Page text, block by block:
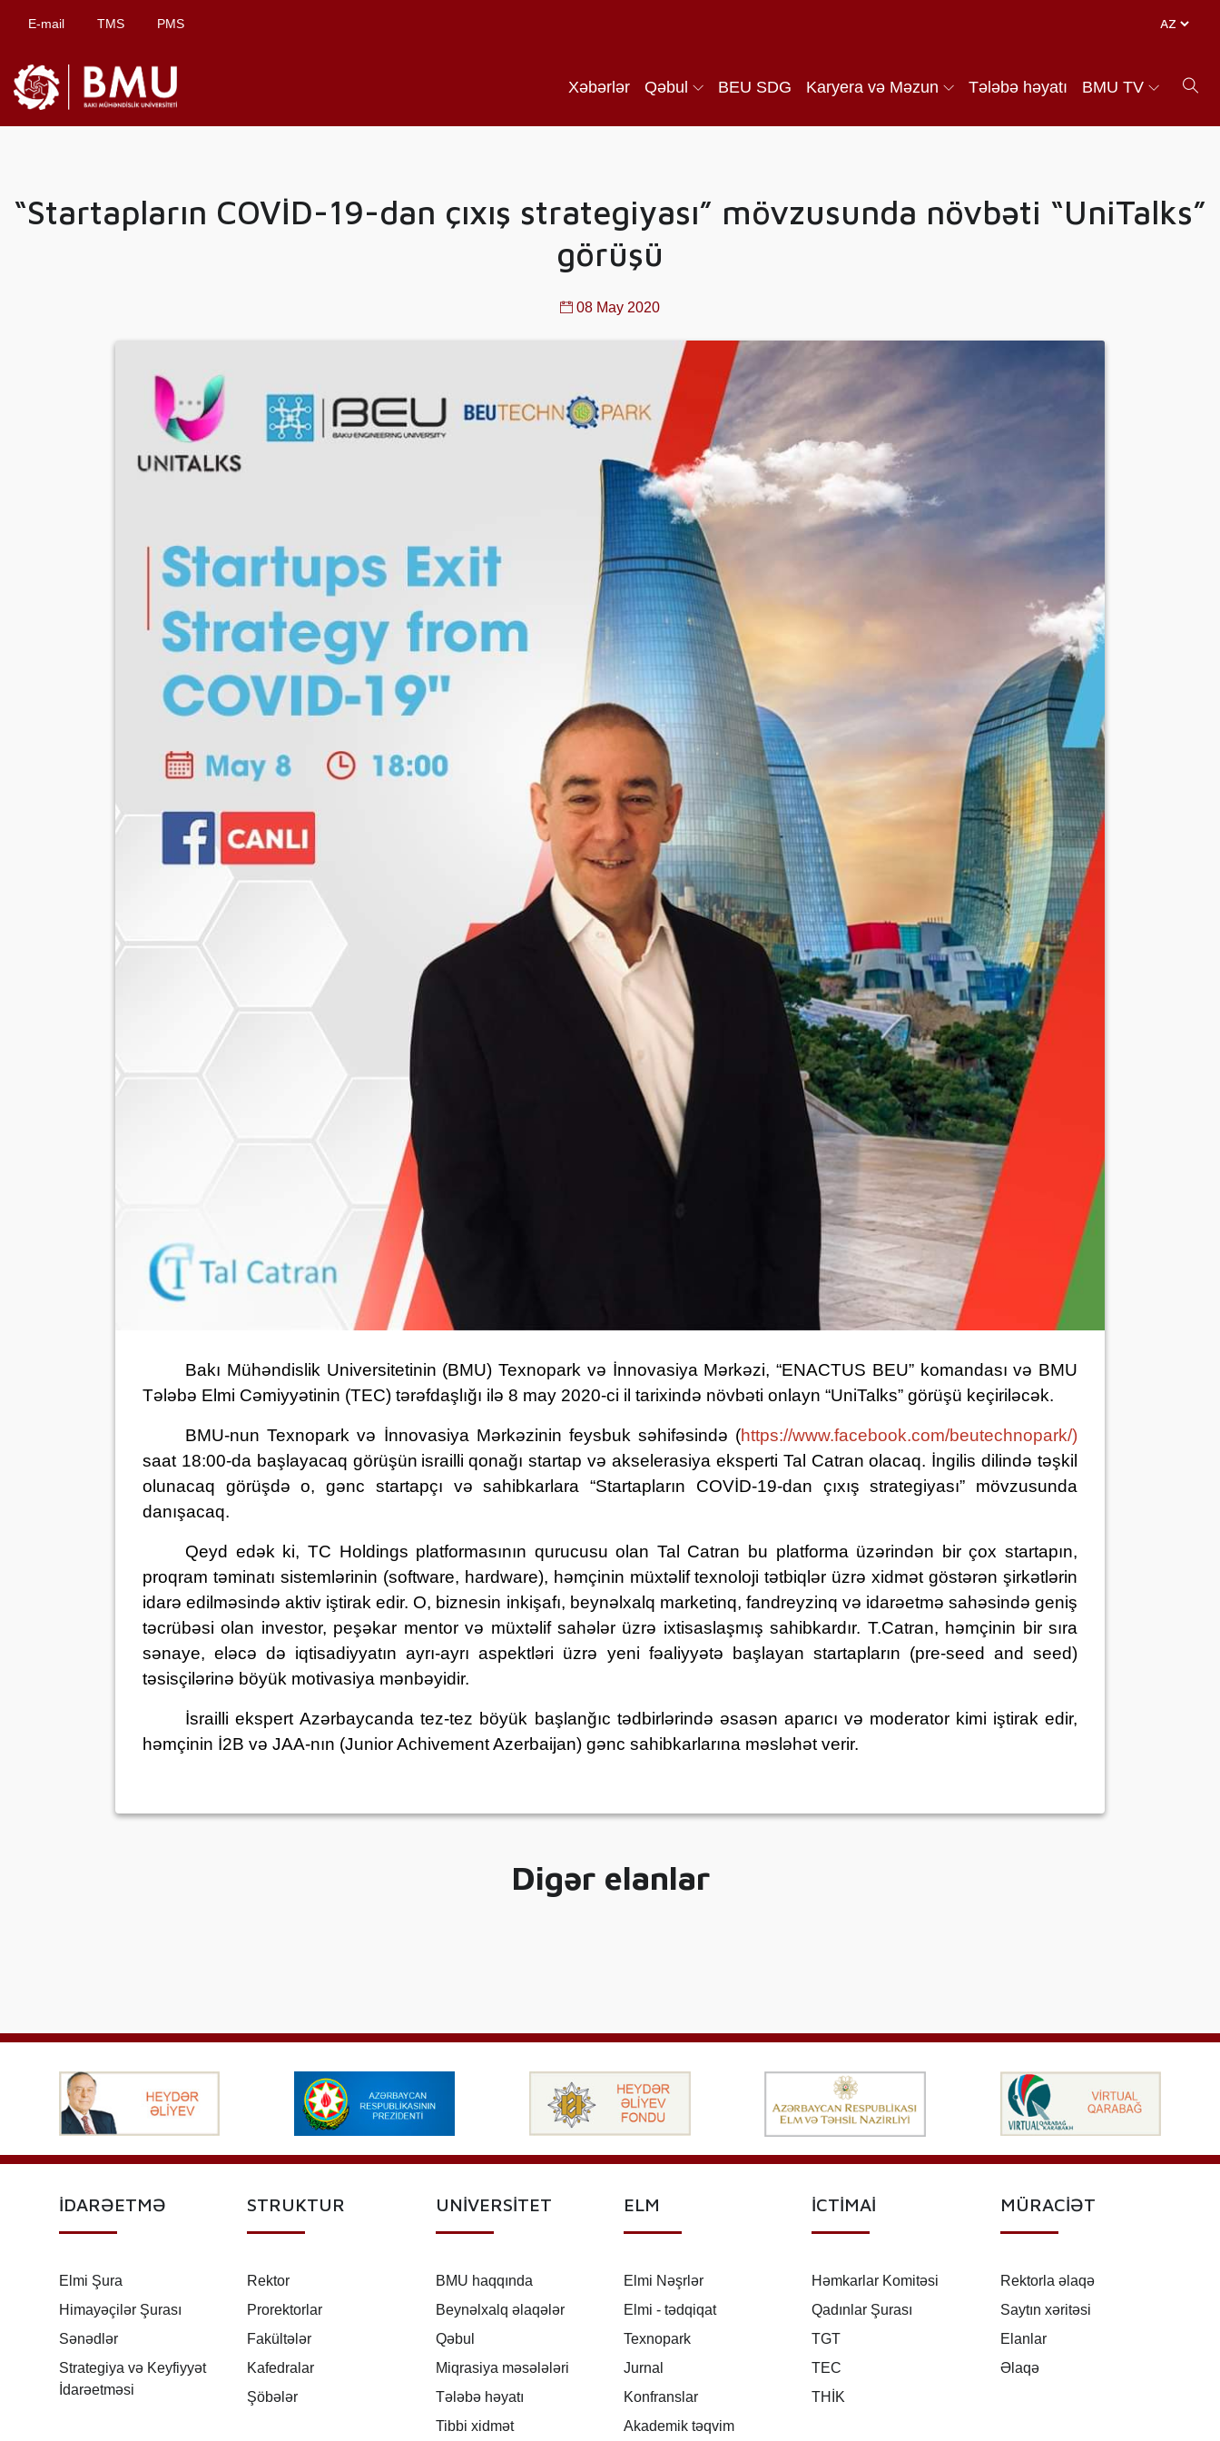
E-mail TMS PMS
Xəbərlər Qəbul BEU SDG Karyera və Məzun Tələbə həyatı BMU TV
“Startapların COVİD-19-dan çıxış strategiyası” mövzusunda növbəti “UniTalks”
görüşü
08 May 2020
Bakı Mühəndislik Universitetinin (BMU) Texnopark və İnnovasiya Mərkəzi,“ENACTUS BEU” komandası və BMU
Tələbə Elmi Cəmiyyətinin (TEC) tərəfdaşlığı ilə 8 may 2020-ci il tarixində növbəti onlayn “UniTalks” görüşü keçiriləcək.
BMU-nun Texnopark və İnnovasiya Mərkəzinin feysbuk səhifəsində (https://www.facebook.com/beutechnopark/)
saat 18:00-da başlayacaq görüşün israilli qonağı startap və akselerasiya eksperti Tal Catran olacaq. İngilis dilində təşkil
olunacaq görüşdə o,gənc startapçı və sahibkarlara “Startapların COVİD-19-dan çıxış strategiyası” mövzusunda
danışacaq.
Qeyd edək ki, TC Holdings platformasının qurucusu olan Tal Catran bu platforma üzərindən bir çox startapın,
proqram təminatı sistemlərinin (software, hardware), həmçinin müxtəlif texnoloji tətbiqlər üzrə xidmət göstərən şirkətlərin
idarə edilməsində aktiv iştirak edir. O, biznesin inkişafı, beynəlxalq marketinq, fandreyzinq və idarəetmə sahəsində geniş
təcrübəsi olan investor, peşəkar mentor və müxtəlif sahələr üzrə ixtisaslaşmış sahibkardır. T.Catran, həmçinin bir sıra
sənaye, eləcə də iqtisadiyyatın ayrı-ayrı aspektləri üzrə yeni fəaliyyətə başlayan startapların (pre-seed and seed)
təsisçilərinə böyük motivasiya mənbəyidir.
İsrailli ekspertAzərbaycanda tez-tez böyük başlanğıc tədbirlərində əsasən aparıcı və moderator kimi iştirak edir,
həmçinin İ2B və JAA-nın (Junior Achivement Azerbaijan) gənc sahibkarlarına məsləhət verir.
Digər elanlar
İDARƏETMƏ
Elmi Şura
Himayəçilər Şurası
Sənədlər
Strategiya və Keyfiyyət
İdarəetməsi
STRUKTUR
Rektor
Prorektorlar
Fakültələr
Kafedralar
Şöbələr
UNİVERSİTET
BMU haqqında
Beynəlxalq əlaqələr
Qəbul
Miqrasiya məsələləri
Tələbə həyatı
Tibbi xidmət
ELM
Elmi Nəşrlər
Elmi - tədqiqat
Texnopark
Jurnal
Konfranslar
Akademik təqvim
İCTİMAİ
Həmkarlar Komitəsi
Qadınlar Şurası
TGT
TEC
THİK
MÜRACİƏT
Rektorla əlaqə
Saytın xəritəsi
Elanlar
Əlaqə